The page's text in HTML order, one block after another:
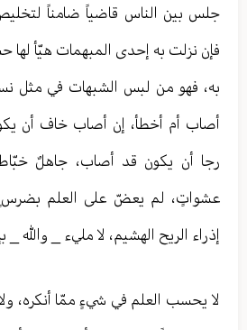
جلس بين الناس قاضياً ضامناً
فإن نزلت به إحدى المبهمات هيّأ لها
به، فهو من لبس الشبهات في مثل
أصاب أم أخطأ، إن أصاب خاف أن
رجا أن يكون قد أصاب، جاهلٌ
عشواتٍ، لم يعضّ على العلم بضرسٍ
إذراء الريح الهشيم، لا مليء _ والله _
لا يحسب العلم في شيءٍ ممّا أنكره،